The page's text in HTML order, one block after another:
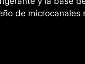
de